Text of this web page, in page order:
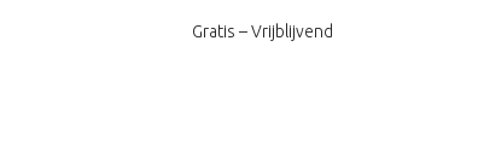
Gratis – Vrijblijvend